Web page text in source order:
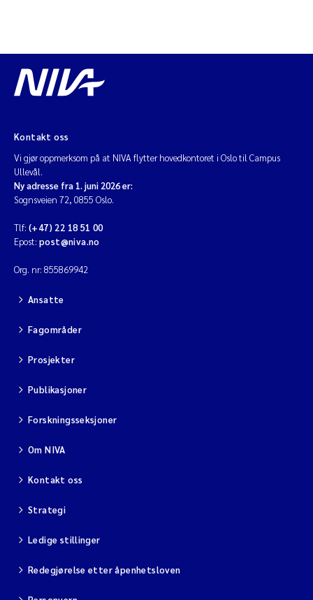
Kontakt oss
Vi gjør oppmerksom på at NIVA flytter hovedkontoret i Oslo til Campus
Ullevål.
Ny adresse fra 1. juni 2026 er:
Sognsveien 72, 0855 Oslo.
Tlf: (+47) 22 18 51 00
Epost: post@niva.no
Org. nr: 855869942
Ansatte
Fagområder
Prosjekter
Publikasjoner
Forskningsseksjoner
Om NIVA
Kontakt oss
Strategi
Ledige stillinger
Redegjørelse etter åpenhetsloven